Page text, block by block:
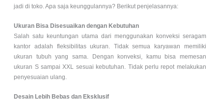
jadi di toko. Apa saja keunggulannya? Berikut penjelasannya:
Ukuran Bisa Disesuaikan dengan Kebutuhan
Salah satu keuntungan utama dari menggunakan konveksi seragam
kantor adalah fleksibilitas ukuran. Tidak semua karyawan memiliki
ukuran tubuh yang sama. Dengan konveksi, kamu bisa memesan
ukuran S sampai XXL sesuai kebutuhan. Tidak perlu repot melakukan
penyesuaian ulang.
Desain Lebih Bebas dan Eksklusif